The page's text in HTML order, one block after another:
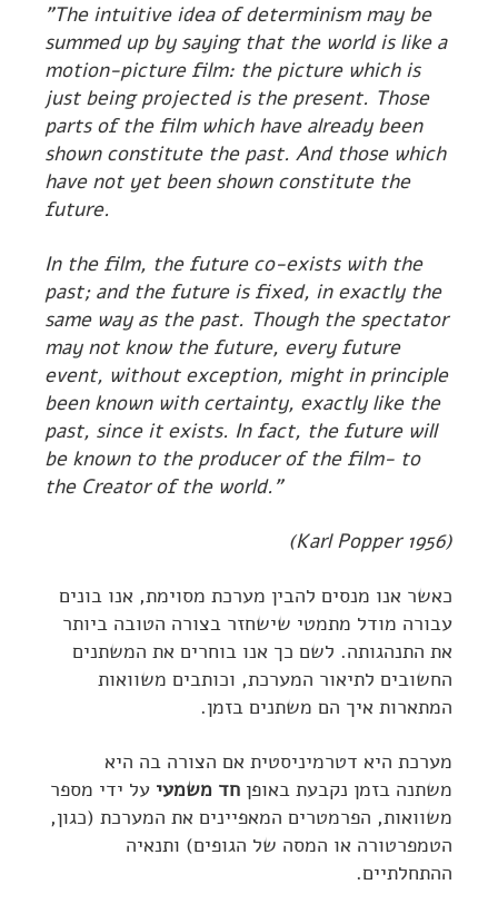
"The intuitive idea of determinism may be
summed up by saying that the world is like a
motion-picture film: the picture which is
just being projected is the present. Those
parts of the film which have already been
shown constitute the past. And those which
have not yet been shown constitute the
future.
In the film, the future co-exists with the
past; and the future is fixed, in exactly the
same way as the past. Though the spectator
may not know the future, every future
event, without exception, might in principle
been known with certainty, exactly like the
past, since it exists. In fact, the future will
be known to the producer of the film- to
the Creator of the world."
(Karl Popper 1956)
כאשר אנו מנסים להבין מערכת מסוימת, אנו בונים
עבורה מודל מתמטי שישחזר בצורה הטובה ביותר
את התנהגותה. לשם כך אנו בוחרים את המשתנים
החשובים לתיאור המערכת, וכותבים משוואות
המתארות איך הם משתנים בזמן.
מערכת היא דטרמיניסטית אם הצורה בה היא
משתנה בזמן נקבעת באופן חד משמעי על ידי מספר
משוואות, הפרמטרים המאפיינים את המערכת (כגון,
הטמפרטורה או המסה של הגופים) ותנאיה
ההתחלתיים.